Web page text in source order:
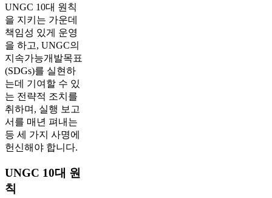
UNGC 10대 원칙
을 지키는 가운데
책임성 있게 운영
을 하고, UNGC의
지속가능개발목표
(SDGs)를 실현하
는데 기여할 수 있
는 전략적 조치를
취하며, 실행 보고
서를 매년 펴내는
등 세 가지 사명에
헌신해야 합니다.
UNGC 10대 원
칙